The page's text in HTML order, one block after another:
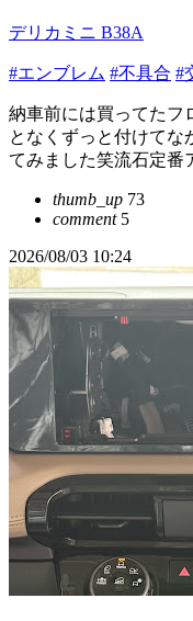
デリカミニ B38A
#エンブレム #不具合 #
納車前には買ってたフ
となくずっと付けてな
てみました笑流石定番
thumb_up 73
comment5
2026/08/03 10:24